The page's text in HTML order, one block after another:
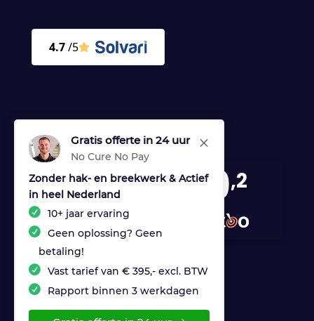
M
Gratis offerte in 24 uur
No Cure No Pay
Zonder hak- en breekwerk & Actief
in heel Nederland
10+ jaar ervaring
Geen oplossing? Geen
betaling!
Vast tarief van € 395,- excl. BTW
Rapport binnen 3 werkdagen
9,2
provided by